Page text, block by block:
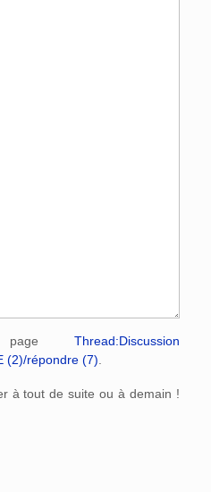
Thread:Discussion
(2)/répondre (7).
à tout de suite ou à demain !